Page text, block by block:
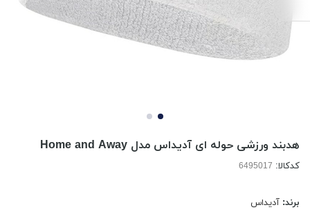
هدبند ورزشی حوله ای آدیداس مدل Home and Away
کدکالا:
برند: آدیداس